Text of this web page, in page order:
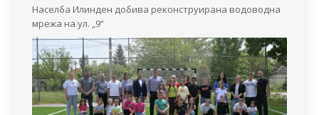
Населба Илинден добива реконструирана водоводна
мрежа на ул. „9“